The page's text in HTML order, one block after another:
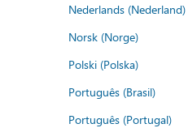
Nederlands (Nederland)
Norsk (Norge)
Polski (Polska)
Português (Brasil)
Português (Portugal)